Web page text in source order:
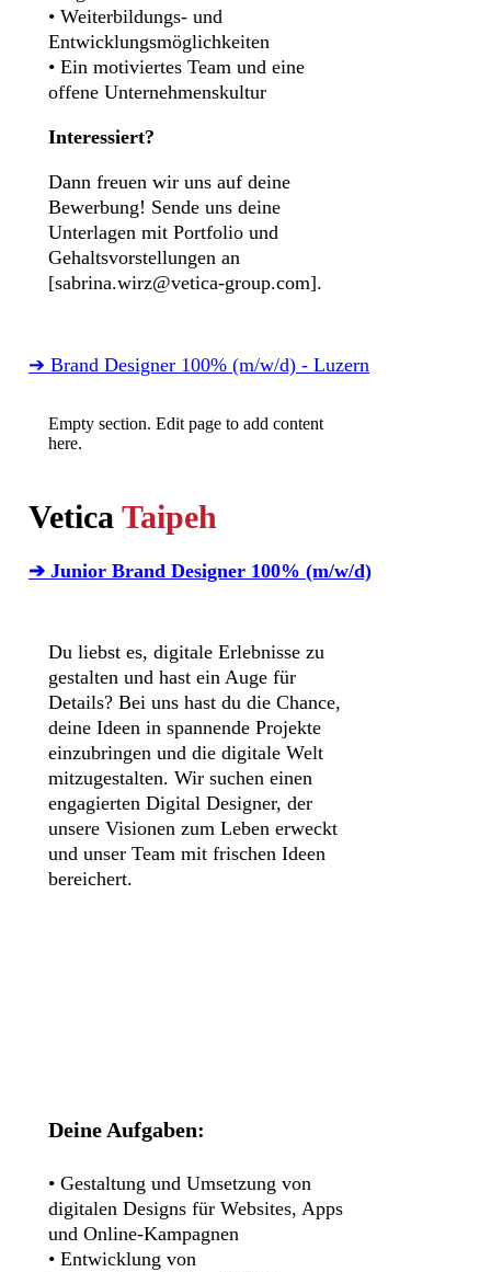
• Weiterbildungs- und
Entwicklungsmöglichkeiten
• Ein motiviertes Team und eine
offene Unternehmenskultur
Interessiert?
Dann freuen wir uns auf deine
Bewerbung! Sende uns deine
Unterlagen mit Portfolio und
Gehaltsvorstellungen an
[sabrina.wirz@vetica-group.com].
➔ Brand Designer 100% (m/w/d) - Luzern
Empty section. Edit page to add content
here.
Vetica Taipeh
➔ Junior Brand Designer 100% (m/w/d)
Du liebst es, digitale Erlebnisse zu
gestalten und hast ein Auge für
Details? Bei uns hast du die Chance,
deine Ideen in spannende Projekte
einzubringen und die digitale Welt
mitzugestalten. Wir suchen einen
engagierten Digital Designer, der
unsere Visionen zum Leben erweckt
und unser Team mit frischen Ideen
bereichert.
Deine Aufgaben:
• Gestaltung und Umsetzung von
digitalen Designs für Websites, Apps
und Online-Kampagnen
• Entwicklung von